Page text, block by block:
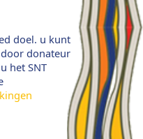
doel. u kunt
donateur
het SNT